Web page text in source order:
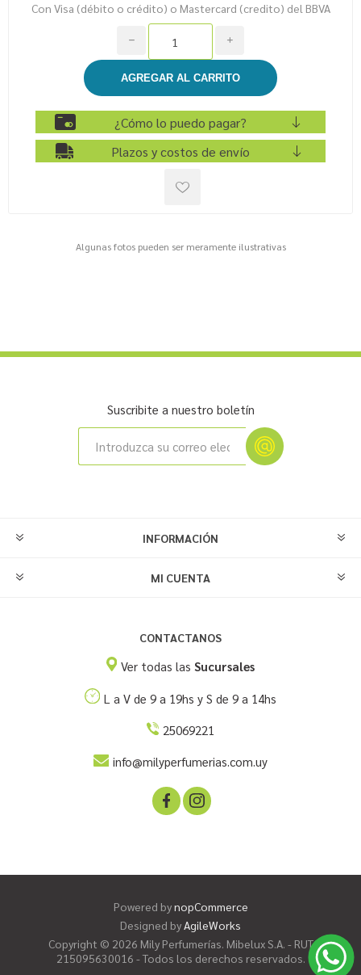
Con Visa (débito o crédito) o Mastercard (credito) del BBVA
i
h
¿Cómo lo puedo pagar?
Plazos y costos de envío
Algunas fotos pueden ser meramente ilustrativas
Suscribite a nuestro boletín
INFORMACIÓN
MI CUENTA
CONTACTANOS
Ver todas lasSucursales
L a V de 9 a 19hs y S de 9 a 14hs
25069221
info@milyperfumerias.com.uy
Powered bynopCommerce
Designed byAgileWorks
Copyright © 2026 Mily Perfumerías. Mibelux S.A. - RUT
215095630016 - Todos los derechos reservados.